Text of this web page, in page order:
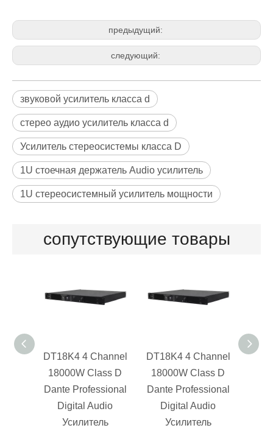
предыдущий:
следующий:
звуковой усилитель класса d
стерео аудио усилитель класса d
Усилитель стереосистемы класса D
1U стоечная держатель Audio усилитель
1U стереосистемный усилитель мощности
сопутствующие товары
DT18K4 4 Channel
18000W Class D
Dante Professional
Digital Audio
Усилитель
DT18K4 4 Channel
18000W Class D
Dante Professional
Digital Audio
Усилитель